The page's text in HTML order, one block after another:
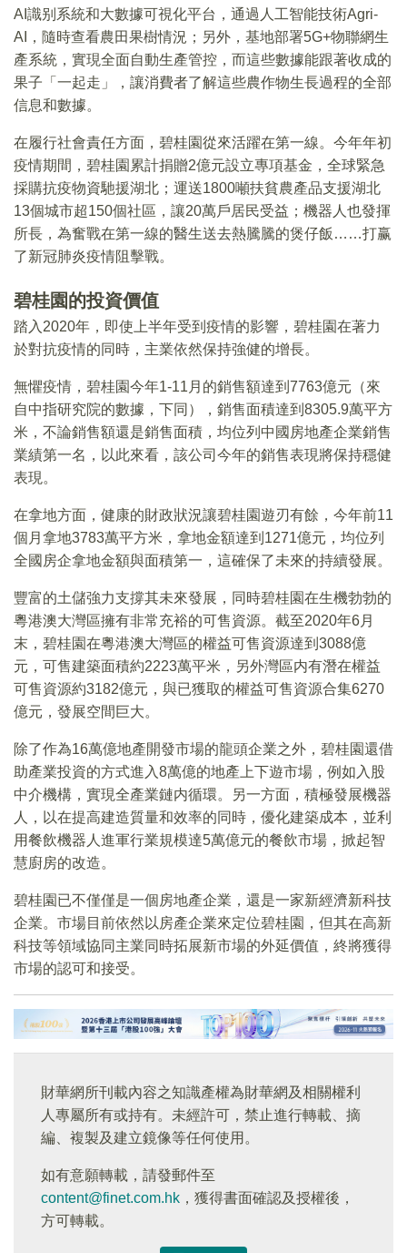
AI識别系統和大數據可視化平台，通過人工智能技術Agri-
AI，隨時查看農田果樹情況；另外，基地部署5G+物聯網生
產系統，實現全面自動生產管控，而這些數據能跟著收成的
果子「一起走」，讓消費者了解這些農作物生長過程的全部
信息和數據。
在履行社會責任方面，碧桂園從來活躍在第一線。今年年初
疫情期間，碧桂園累計捐贈2億元設立專項基金，全球緊急
採購抗疫物資馳援湖北；運送1800噸扶貧農產品支援湖北
13個城市超150個社區，讓20萬戶居民受益；機器人也發揮
所長，為奮戰在第一線的醫生送去熱騰騰的煲仔飯……打赢
了新冠肺炎疫情阻擊戰。
碧桂園的投資價值
踏入2020年，即使上半年受到疫情的影響，碧桂園在著力
於對抗疫情的同時，主業依然保持強健的增長。
無懼疫情，碧桂園今年1-11月的銷售額達到7763億元（來
自中指研究院的數據，下同），銷售面積達到8305.9萬平方
米，不論銷售額還是銷售面積，均位列中國房地產企業銷售
業績第一名，以此來看，該公司今年的銷售表現將保持穩健
表現。
在拿地方面，健康的財政狀況讓碧桂園遊刃有餘，今年前11
個月拿地3783萬平方米，拿地金額達到1271億元，均位列
全國房企拿地金額與面積第一，這確保了未來的持續發展。
豐富的土儲強力支撐其未來發展，同時碧桂園在生機勃勃的
粵港澳大灣區擁有非常充裕的可售資源。截至2020年6月
末，碧桂園在粵港澳大灣區的權益可售資源達到3088億
元，可售建築面積約2223萬平米，另外灣區内有潛在權益
可售資源約3182億元，與已獲取的權益可售資源合集6270
億元，發展空間巨大。
除了作為16萬億地產開發市場的龍頭企業之外，碧桂園還借
助產業投資的方式進入8萬億的地產上下遊市場，例如入股
中介機構，實現全產業鏈内循環。另一方面，積極發展機器
人，以在提高建造質量和效率的同時，優化建築成本，並利
用餐飲機器人進軍行業規模達5萬億元的餐飲市場，掀起智
慧廚房的改造。
碧桂園已不僅僅是一個房地產企業，還是一家新經濟新科技
企業。市場目前依然以房產企業來定位碧桂園，但其在高新
科技等領域協同主業同時拓展新市場的外延價值，終將獲得
市場的認可和接受。
財華網所刊載內容之知識產權為財華網及相關權利
人專屬所有或持有。未經許可，禁止進行轉載、摘
編、複製及建立鏡像等任何使用。
如有意願轉載，請發郵件至
content@finet.com.hk ，獲得書面確認及授權後，
方可轉載。